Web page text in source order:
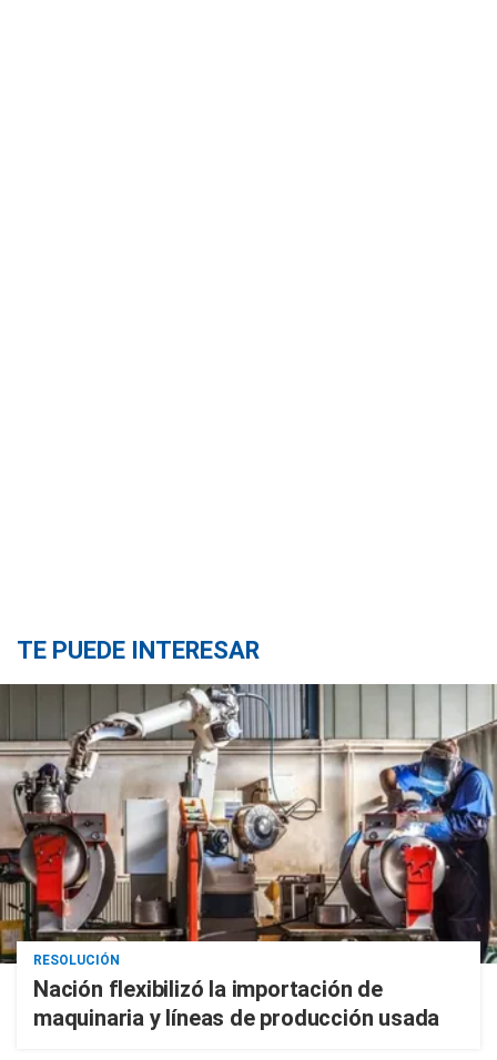
TE PUEDE INTERESAR
RESOLUCIÓN
Nación flexibilizó la importación de
maquinaria y líneas de producción usada